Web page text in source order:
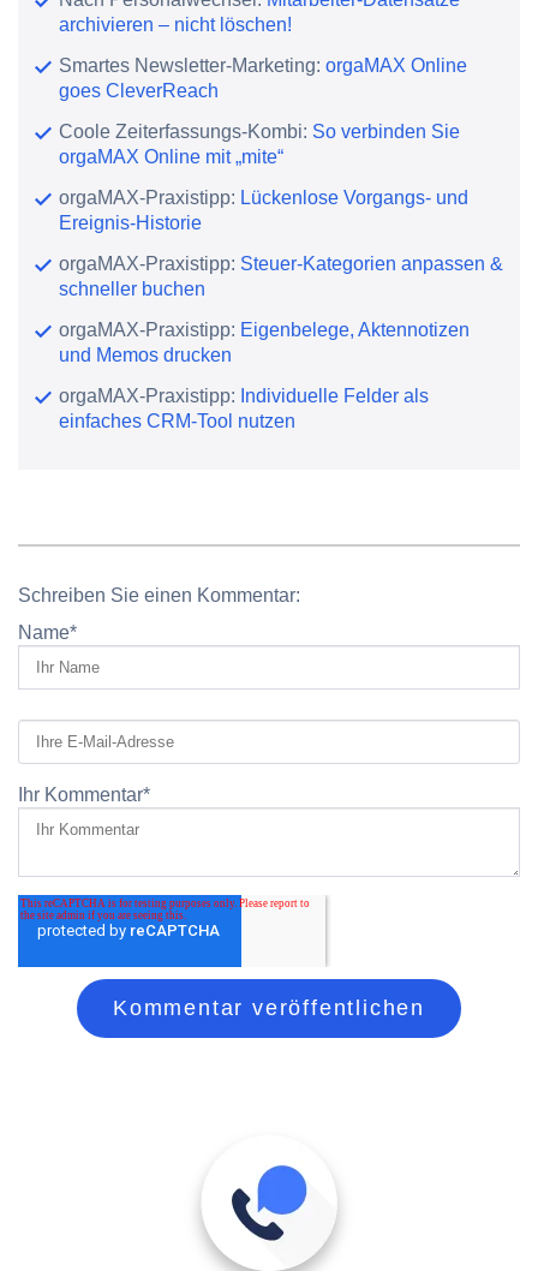
archivieren – nicht löschen!
Smartes Newsletter-Marketing: orgaMAX Online
goes CleverReach
Coole Zeiterfassungs-Kombi: So verbinden Sie
orgaMAX Online mit „mite“
orgaMAX-Praxistipp: Lückenlose Vorgangs- und
Ereignis-Historie
orgaMAX-Praxistipp: Steuer-Kategorien anpassen &
schneller buchen
orgaMAX-Praxistipp: Eigenbelege, Aktennotizen
und Memos drucken
orgaMAX-Praxistipp: Individuelle Felder als
einfaches CRM-Tool nutzen
Schreiben Sie einen Kommentar:
Name*
Ihr Kommentar*